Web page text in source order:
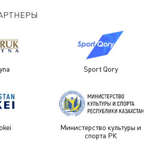
Sport Qory
Министерство культуры и
спорта РК